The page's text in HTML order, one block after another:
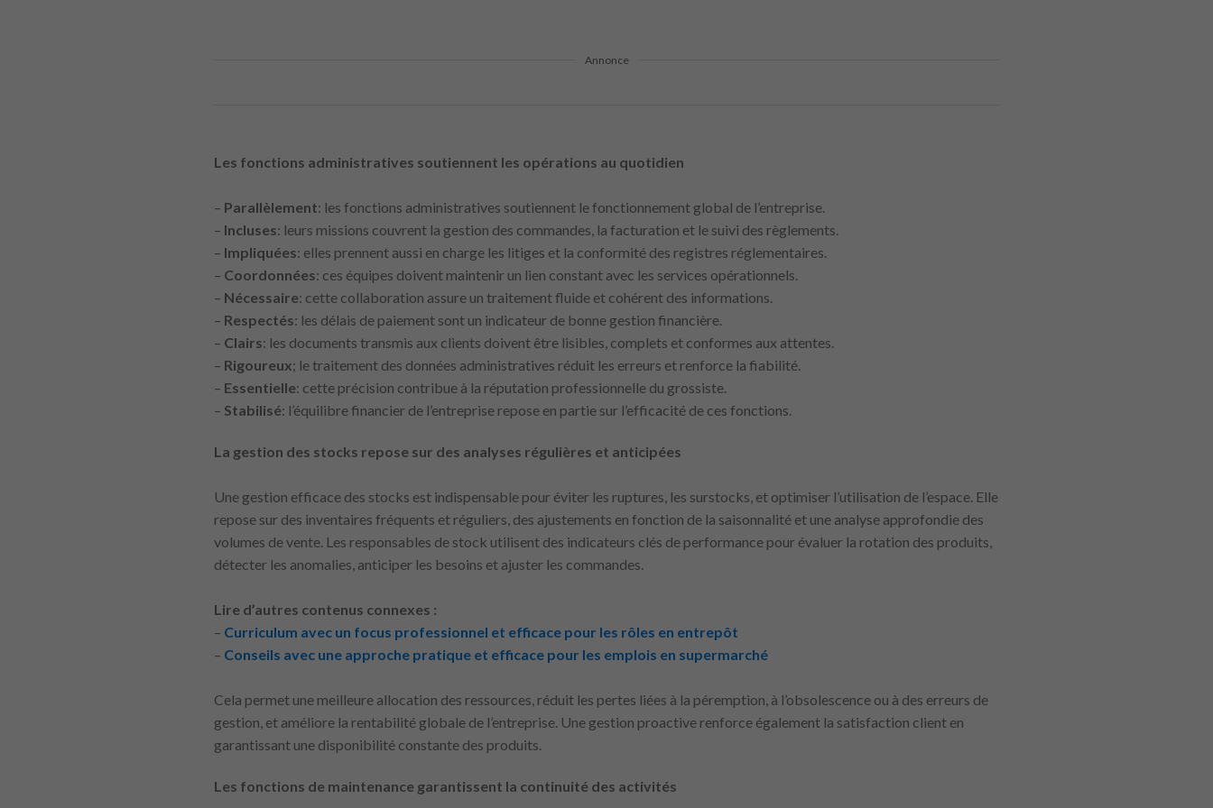
Annonce
Les fonctions administratives soutiennent les opérations au quotidien
– Parallèlement: les fonctions administratives soutiennent le fonctionnement global de l’entreprise.
– Incluses: leurs missions couvrent la gestion des commandes, la facturation et le suivi des règlements.
– Impliquées: elles prennent aussi en charge les litiges et la conformité des registres réglementaires.
– Coordonnées: ces équipes doivent maintenir un lien constant avec les services opérationnels.
– Nécessaire: cette collaboration assure un traitement fluide et cohérent des informations.
– Respectés: les délais de paiement sont un indicateur de bonne gestion financière.
– Clairs: les documents transmis aux clients doivent être lisibles, complets et conformes aux attentes.
– Rigoureux; le traitement des données administratives réduit les erreurs et renforce la fiabilité.
– Essentielle: cette précision contribue à la réputation professionnelle du grossiste.
– Stabilisé: l’équilibre financier de l’entreprise repose en partie sur l’efficacité de ces fonctions.
La gestion des stocks repose sur des analyses régulières et anticipées
Une gestion efficace des stocks est indispensable pour éviter les ruptures, les surstocks, et optimiser l’utilisation de l’espace. Elle
repose sur des inventaires fréquents et réguliers, des ajustements en fonction de la saisonnalité et une analyse approfondie des
volumes de vente. Les responsables de stock utilisent des indicateurs clés de performance pour évaluer la rotation des produits,
détecter les anomalies, anticiper les besoins et ajuster les commandes.
Lire d’autres contenus connexes :
– Curriculum avec un focus professionnel et efficace pour les rôles en entrepôt
– Conseils avec une approche pratique et efficace pour les emplois en supermarché
Cela permet une meilleure allocation des ressources, réduit les pertes liées à la péremption, à l’obsolescence ou à des erreurs de
gestion, et améliore la rentabilité globale de l’entreprise. Une gestion proactive renforce également la satisfaction client en
garantissant une disponibilité constante des produits.
Les fonctions de maintenance garantissent la continuité des activités